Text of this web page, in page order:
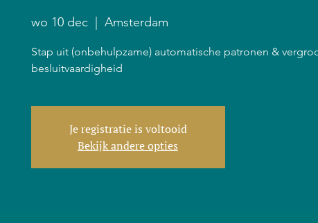
wo 10 dec
  |
Amsterdam
Stap uit (onbehulpzame) automatische patronen &
besluitvaardigheid
Je registratie is voltooid
Bekijk andere opties